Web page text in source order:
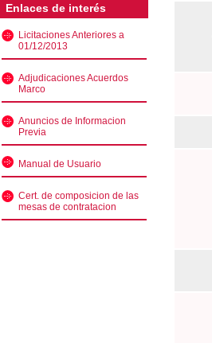
Enlaces de interés
Licitaciones Anteriores a
01/12/2013
Adjudicaciones Acuerdos
Marco
Anuncios de Informacion
Previa
Manual de Usuario
Cert. de composicion de las
mesas de contratacion